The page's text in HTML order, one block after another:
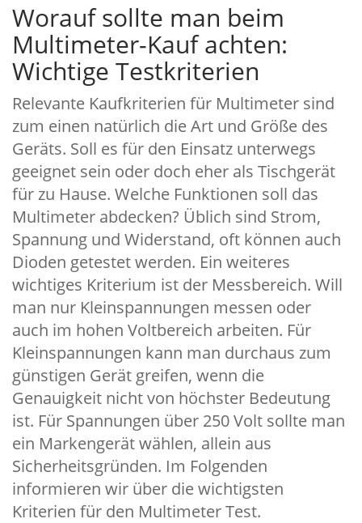
Worauf sollte man beim
Multimeter-Kauf achten:
Wichtige Testkriterien
Relevante Kaufkriterien für Multimeter sind
zum einen natürlich die Art und Größe des
Geräts. Soll es für den Einsatz unterwegs
geeignet sein oder doch eher als Tischgerät
für zu Hause. Welche Funktionen soll das
Multimeter abdecken? Üblich sind Strom,
Spannung und Widerstand, oft können auch
Dioden getestet werden. Ein weiteres
wichtiges Kriterium ist der Messbereich. Will
man nur Kleinspannungen messen oder
auch im hohen Voltbereich arbeiten. Für
Kleinspannungen kann man durchaus zum
günstigen Gerät greifen, wenn die
Genauigkeit nicht von höchster Bedeutung
ist. Für Spannungen über 250 Volt sollte man
ein Markengerät wählen, allein aus
Sicherheitsgründen. Im Folgenden
informieren wir über die wichtigsten
Kriterien für den Multimeter Test.